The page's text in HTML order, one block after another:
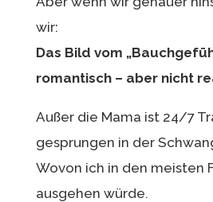
wir:
Das Bild vom
romantisch – aber nicht
Außer die Mama ist 24/7
gesprungen in der
Wovon ich in den meisten
ausgehen würde.